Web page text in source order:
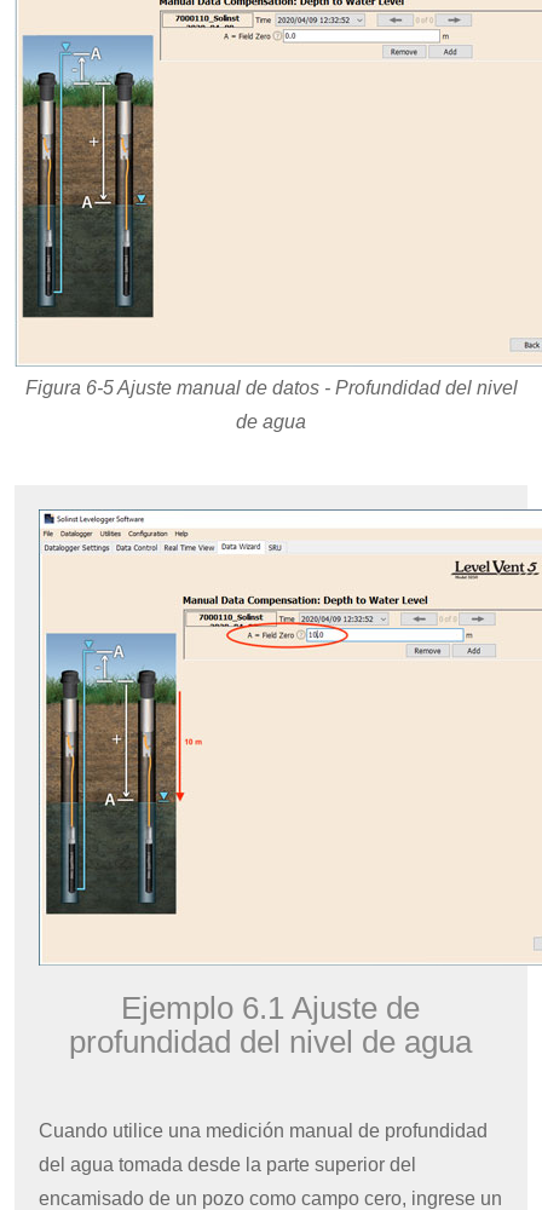
Figura 6-5 Ajuste manual de datos - Profundidad del nivel
de agua
Ejemplo 6.1 Ajuste de
profundidad del nivel de agua
Cuando utilice una medición manual de profundidad
del agua tomada desde la parte superior del
encamisado de un pozo como campo cero, ingrese un